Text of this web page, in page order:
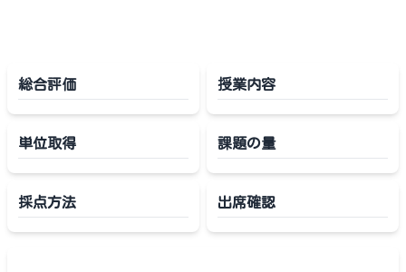
総合評価 授業内容
単位取得 課題の量
採点方法 出席確認